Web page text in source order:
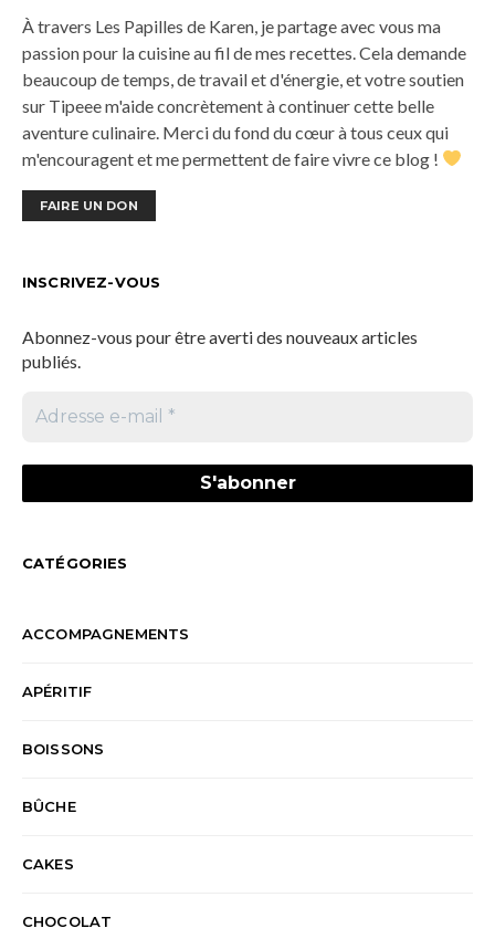
À travers Les Papilles de Karen, je partage avec vous ma
passion pour la cuisine au fil de mes recettes. Cela demande
beaucoup de temps, de travail et d'énergie, et votre soutien
sur Tipeee m'aide concrètement à continuer cette belle
aventure culinaire. Merci du fond du cœur à tous ceux qui
m'encouragent et me permettent de faire vivre ce blog !
FAIRE UN DON
INSCRIVEZ-VOUS
Abonnez-vous pour être averti des nouveaux articles
publiés.
CATÉGORIES
ACCOMPAGNEMENTS
APÉRITIF
BOISSONS
BÛCHE
CAKES
CHOCOLAT